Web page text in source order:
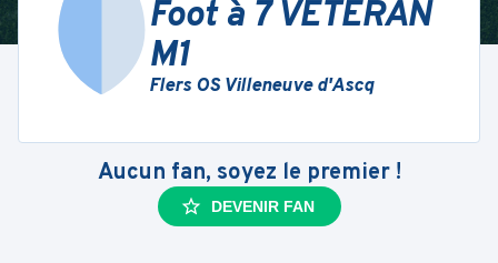
Foot à 7 VETERAN
M1
Flers OS Villeneuve d'Ascq
Aucun fan, soyez le premier !
DEVENIR FAN